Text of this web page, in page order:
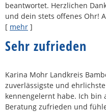
beantwortet. Herzlichen
und dein stets offenes Ohr!
[ mehr ]
Sehr zufrieden
Karina Mohr Landkreis
zuverlässigste und
kennengelernt habe. Ich
Beratung zufrieden und